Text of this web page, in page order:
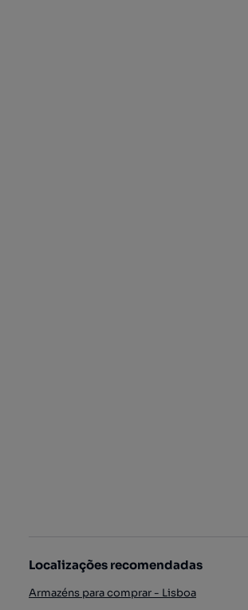
Localizações recomendadas
Armazéns para comprar - Lisboa